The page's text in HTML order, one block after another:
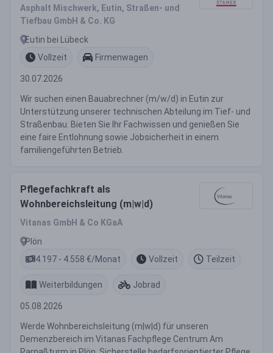
Asphalt Mischwerk, Eutin, Straßen- und
Tiefbau GmbH & Co. KG
Eutin bei Lübeck
Vollzeit
Firmenwagen
30.07.2026
Wir suchen einen Bauabrechner (m/w/d) in Eutin zur
Unterstützung unserer technischen Abteilung im Tief- und
Straßenbau. Bieten Sie Ihr Fachwissen und genießen Sie
eine faire Entlohnung sowie Jobsicherheit in einem
familiengeführten Betrieb.
Pflegefachkraft als
Wohnbereichsleitung (m|w|d)
Vitanas GmbH & Co KGaA
Plön
4.197 - 4.558 €/Monat
Vollzeit Teilzeit
Weiterbildungen Jobrad
05.08.2026
Werde Wohnbereichsleitung (m|w|d) für unseren
Demenzbereich im Vitanas Fachpflege Centrum Am